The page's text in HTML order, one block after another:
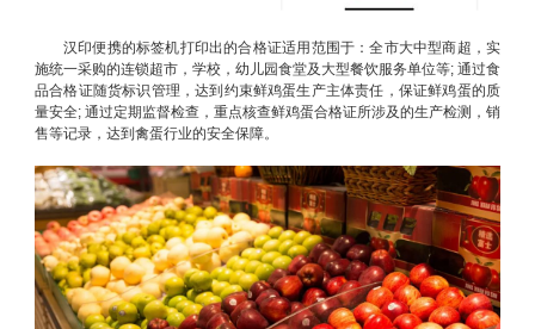
汉印便携的标签机打印出的合格证适用范围于：全市大中型商超，实
施统一采购的连锁超市，学校，幼儿园食堂及大型餐饮服务单位等; 通过食
品合格证随货标识管理，达到约束鲜鸡蛋生产主体责任，保证鲜鸡蛋的质
量安全; 通过定期监督检查，重点核查鲜鸡蛋合格证所涉及的生产检测，销
售等记录，达到禽蛋行业的安全保障。